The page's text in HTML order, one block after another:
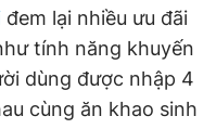
hệ quảng cáo
đem lại nhiều ưu đãi
tính năng khuyến
dùng được nhập 4
cùng ăn khao sinh